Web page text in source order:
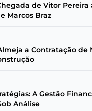
de Vitor Pereira
Marcos Braz
a Contratação de
A Gestão
Análise